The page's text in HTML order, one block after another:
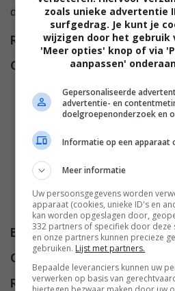
de voet gevolgd door een
Regie Barry
Cast
Richard
Burkholder,
Stacey
Bobby
January
Brían F.
Anthony
Budget
$
Opbrengst
Release
12.10.2001
zoals unieke advertentie
surfgedrag. Je kunt je
wijzigen door het gebruik
'Meer opties' knop of via
aanpassen'
Gepersonaliseerde
advertentie- en
doelgroepenonderzoek en
Informatie op een apparaat
Meer informatie
Uw persoonsgegevens worden
apparaat (cookies, unieke ID's en
kan worden opgeslagen door,
332 partners of specifiek door deze
en onze partners kunnen precieze
gebruiken. Lijst met partners.
Bepaalde leveranciers kunnen uw
verwerken op basis van